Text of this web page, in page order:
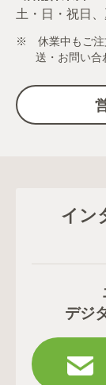
土・日・祝日
※ 休業中もご注
送・お問い合
イン
デジ